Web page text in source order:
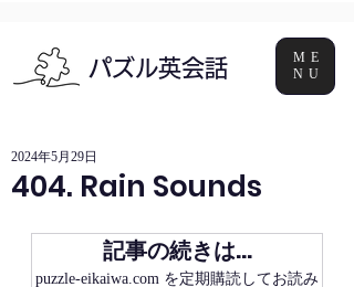
パズル英会話
ME
NU
404. Rain Sounds
2024年5月29日
記事の続きは…
puzzle-eikaiwa.com を定期購読してお読み